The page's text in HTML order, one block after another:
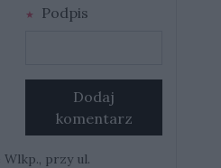
Podpis
Dodaj
komentarz
przy ul.